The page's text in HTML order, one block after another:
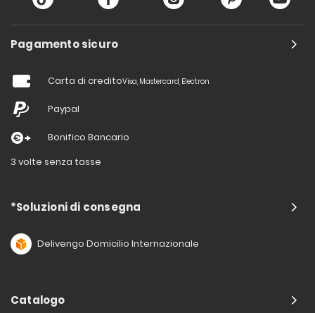
Pagamento sicuro
Carta di creditoVisa, Mastercard, Electron
Paypal
Bonifico Bancario
3 volte senza tasse
*Soluzioni di consegna
Delivengo Domicilio Internazionale
Catalogo